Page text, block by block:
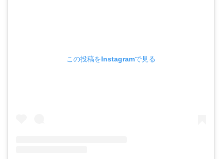
この投稿をInstagramで見る